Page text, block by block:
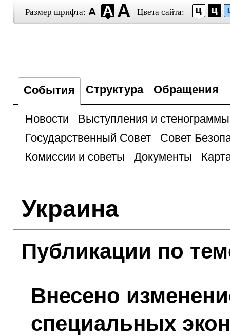
Размер шрифта: Цвета сайта:
События Структура Обращения
Новости
Выступления и стенограммы
Государственный Совет
Совет
Комиссии и советы
Документы
Украина
Публикации по
Внесено
специальных